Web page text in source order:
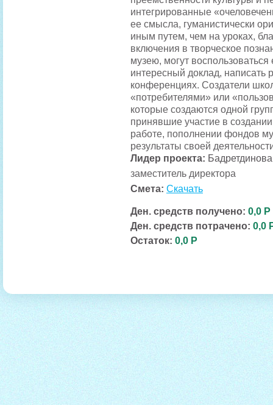
интегрированные
ее смысла, гуманистически
иным путем, чем на уроках,
включения в творческое
музею, могут
интересный доклад, написать
конференциях. Создатели
«потребителями» или
которые создаются одной
принявшие участие в
работе, пополнении фондов
результаты своей
Лидер проекта:
заместитель директора
Смета: Скачать
Ден. средств получено: 0,0 Р
Ден. средств потрачено: 0,0
Остаток: 0,0 Р